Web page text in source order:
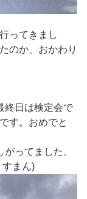
ってきまし
のか、おかわり
終日は検定会で
す。おめでと
ってました。
すまん)